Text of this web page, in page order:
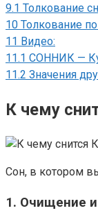
9.1 Толкование
10 Толкование
11 Видео:
11.1 СОННИК —
11.2 Значения
К чему
Сон, в котором
1. Очищение